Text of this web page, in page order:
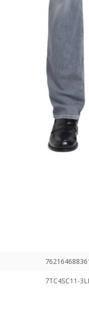
7TC4SC11-